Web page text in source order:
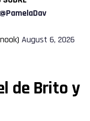
@PamelaDav
August 6, 2026
de Brito y